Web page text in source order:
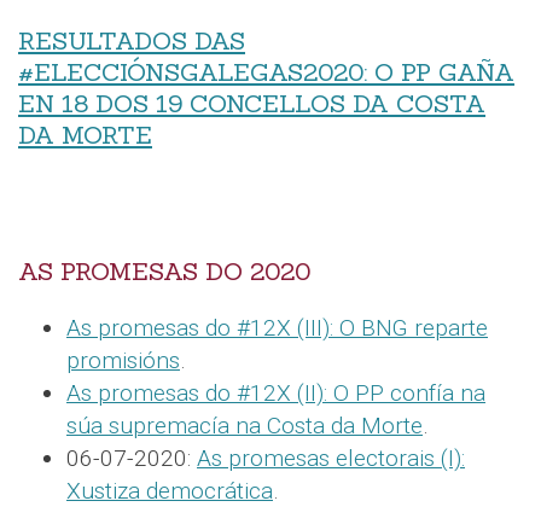
RESULTADOS DAS
#ELECCIÓNSGALEGAS2020: O PP GAÑA
EN 18 DOS 19 CONCELLOS DA COSTA
DA MORTE
AS PROMESAS DO 2020
As promesas do #12X (III): O BNG reparte
promisións.
As promesas do #12X (II): O PP confía na
súa supremacía na Costa da Morte.
06-07-2020: As promesas electorais (I):
Xustiza democrática.